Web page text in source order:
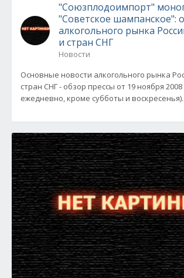
"Союзплодоимпорт"
"Советское шампанское":
алкогольного рынка
и стран СНГ
Новости
Основные новости алкогольного рынка
стран СНГ - обзор прессы от 19 ноября
ежедневно, кроме субботы и